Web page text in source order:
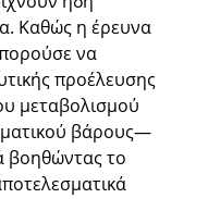
Καθώς η έρευνα
να
προέλευσης
μεταβολισμού
βάρους—
βοηθώντας το